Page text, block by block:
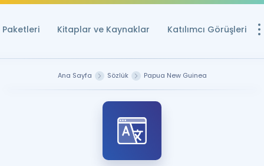
Paketleri Kitaplar ve Kaynaklar Katılımcı Görüşleri
Ücretsiz
YDS ve YÖKDİL
Ana Sayfa Sözlük Papua New Guinea